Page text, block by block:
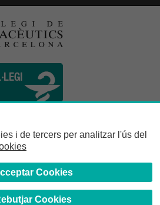
i de tercers per analitzar l'ús del
Cookies
Cookies